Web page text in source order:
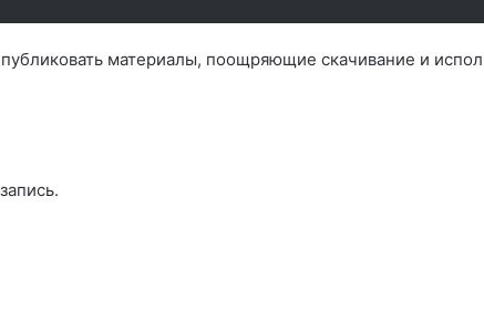
материалы, поощряющие скачивание и